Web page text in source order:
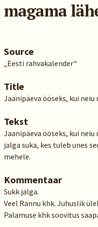
magama
Source
„Eesti rahvakalender“
Title
Jaanipäeva ööseks, kui
Tekst
Jaanipäeva ööseks, kui
jalga suka, kes tuleb unes
mehele.
Kommentaar
Sukk jalga.
Veel Rannu khk. Juhuslik
Palamuse khk soovitus